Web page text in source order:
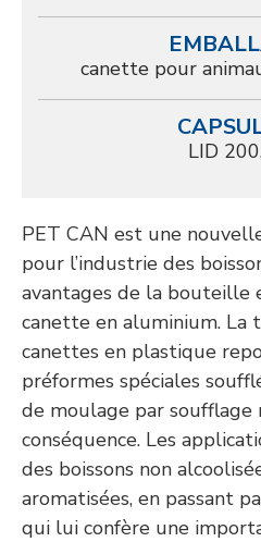
canette pour
LID
PET CAN est une
pour l’industrie des
avantages de la bouteille
canette en aluminium. La
canettes en plastique
préformes spéciales
de moulage par soufflage
conséquence. Les
des boissons non
aromatisées, en passant
qui lui confère une